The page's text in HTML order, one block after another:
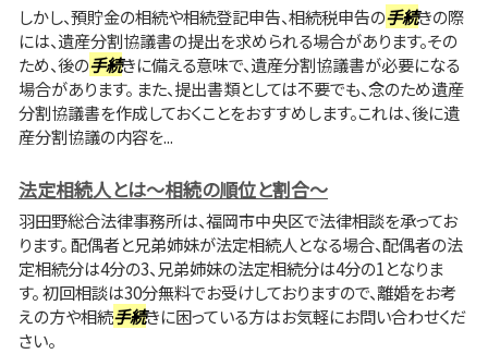
しかし、預貯金の相続や相続登記申告、相続税申告の手続きの際
には、遺産分割協議書の提出を求められる場合があります。その
ため、後の手続きに備える意味で、遺産分割協議書が必要になる
場合があります。 また、提出書類としては不要でも、念のため遺産
分割協議書を作成しておくことをおすすめします。これは、後に遺
産分割協議の内容を...
法定相続人とは～相続の順位と割合～
羽田野総合法律事務所は、福岡市中央区で法律相談を承ってお
ります。 配偶者と兄弟姉妹が法定相続人となる場合、配偶者の法
定相続分は4分の3、兄弟姉妹の法定相続分は4分の1となりま
す。 初回相談は30分無料でお受けしておりますので、離婚をお考
えの方や相続手続きに困っている方はお気軽にお問い合わせくだ
さい。